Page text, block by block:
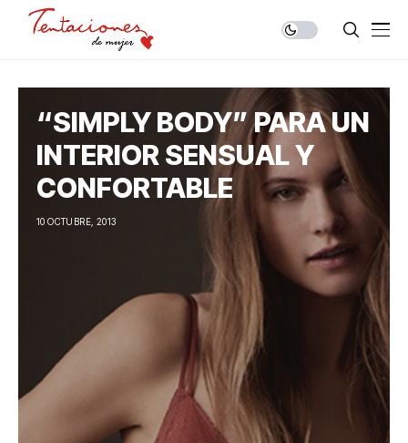
“SIMPLY BODY” PARA UN
INTERIOR SENSUAL Y
CONFORTABLE
10 OCTUBRE, 2013